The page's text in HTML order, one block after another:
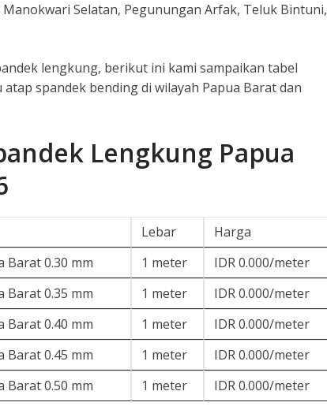
Selatan, Pegunungan Arfak, Teluk Bintuni,
lengkung, berikut ini kami sampaikan tabel
atap spandek bending di wilayah Papua Barat dan
Lengkung Papua
Lebar
Harga
Barat 0.30 mm 1 meter
IDR 0.000/meter
Barat 0.35 mm 1 meter
IDR 0.000/meter
Barat 0.40 mm 1 meter
IDR 0.000/meter
Barat 0.45 mm 1 meter
IDR 0.000/meter
Barat 0.50 mm 1 meter IDR 0.000/meter